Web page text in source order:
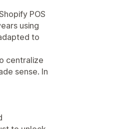
POS
using
to
centralize
sense. In